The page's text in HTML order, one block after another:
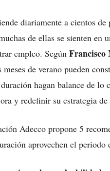
diariamente a cientos de
de ellas se sienten en
empleo. Según Francisco
meses de verano pueden
hagan balance de lo
y redefinir su estrategia de
Adecco propone 5
aprovechen el